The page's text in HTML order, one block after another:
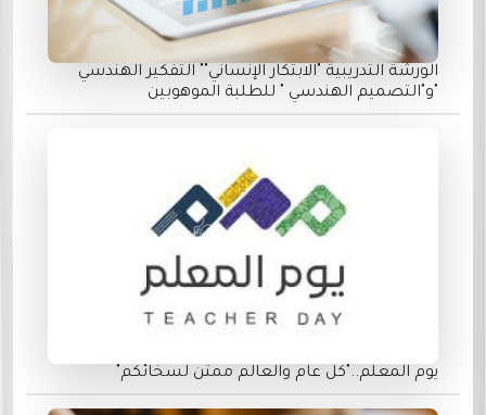
الورشة التدريبية "الابتكار الإنساني"" التفكير الهندسي
"و"التصميم الهندسي " للطلبة الموهوبين
يوم المعلم.."كل عام والعالم ممتن لسخائكم"